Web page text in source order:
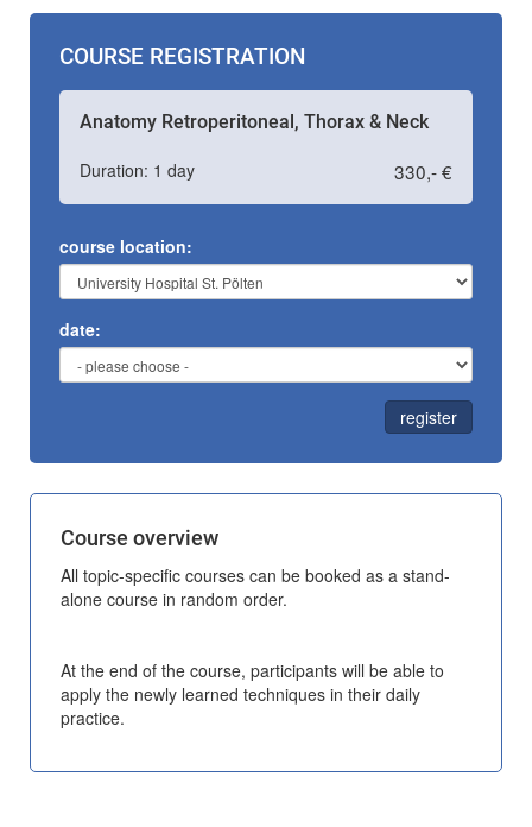
COURSE REGISTRATION
Anatomy Retroperitoneal, Thorax & Neck
330,- €
Duration: 1 day
course location:
date:
register
Course overview
All topic-specific courses can be booked as a stand-
alone course in random order.
At the end of the course, participants will be able to
apply the newly learned techniques in their daily
practice.